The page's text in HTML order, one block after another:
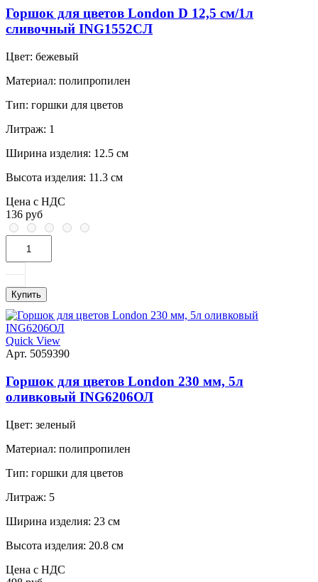
Горшок для цветов London D 12,5 см/1л
сливочный ING1552СЛ
Цвет: бежевый
Материал: полипропилен
Тип: горшки для цветов
Литраж: 1
Ширина изделия: 12.5 см
Высота изделия: 11.3 см
Цена с НДС
136 руб
Купить
Quick View
Арт. 5059390
Горшок для цветов London 230 мм, 5л
оливковый ING6206ОЛ
Цвет: зеленый
Материал: полипропилен
Тип: горшки для цветов
Литраж: 5
Ширина изделия: 23 см
Высота изделия: 20.8 см
Цена с НДС